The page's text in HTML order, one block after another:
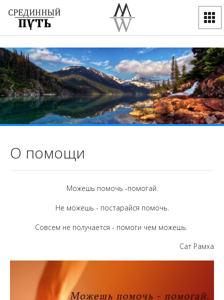
О помощи
Можешь помочь -помогай.
Не можешь - постарайся помочь.
Совсем не получается - помоги чем можешь.
Сат Рамха